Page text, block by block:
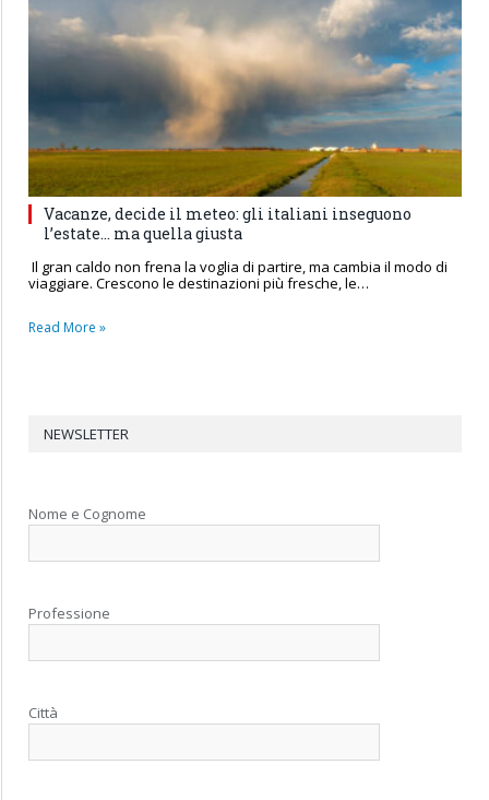
Vacanze, decide il meteo: gli italiani inseguono
l’estate… ma quella giusta
Il gran caldo non frena la voglia di partire, ma cambia il modo di
viaggiare. Crescono le destinazioni più fresche, le…
Read More »
NEWSLETTER
Nome e Cognome
Professione
Città